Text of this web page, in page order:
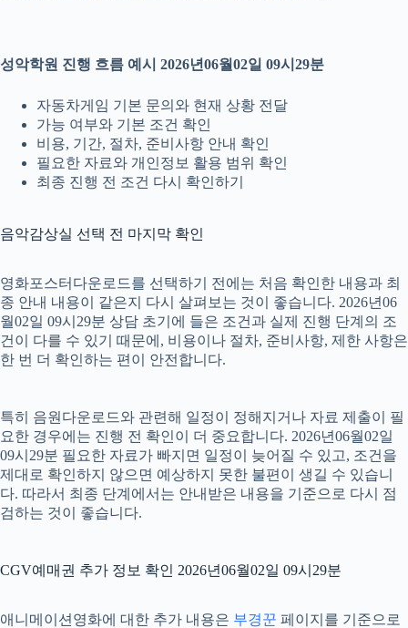
성악학원 진행 흐름 예시 2026년06월02일 09시29분
자동차게임 기본 문의와 현재 상황 전달
가능 여부와 기본 조건 확인
비용, 기간, 절차, 준비사항 안내 확인
필요한 자료와 개인정보 활용 범위 확인
최종 진행 전 조건 다시 확인하기
음악감상실 선택 전 마지막 확인
영화포스터다운로드를 선택하기 전에는 처음 확인한 내용과 최
종 안내 내용이 같은지 다시 살펴보는 것이 좋습니다. 2026년06
월02일 09시29분 상담 초기에 들은 조건과 실제 진행 단계의 조
건이 다를 수 있기 때문에, 비용이나 절차, 준비사항, 제한 사항은
한 번 더 확인하는 편이 안전합니다.
특히 음원다운로드와 관련해 일정이 정해지거나 자료 제출이 필
요한 경우에는 진행 전 확인이 더 중요합니다. 2026년06월02일
09시29분 필요한 자료가 빠지면 일정이 늦어질 수 있고, 조건을
제대로 확인하지 않으면 예상하지 못한 불편이 생길 수 있습니
다. 따라서 최종 단계에서는 안내받은 내용을 기준으로 다시 점
검하는 것이 좋습니다.
CGV예매권 추가 정보 확인 2026년06월02일 09시29분
애니메이션영화에 대한 추가 내용은 부경꾼 페이지를 기준으로